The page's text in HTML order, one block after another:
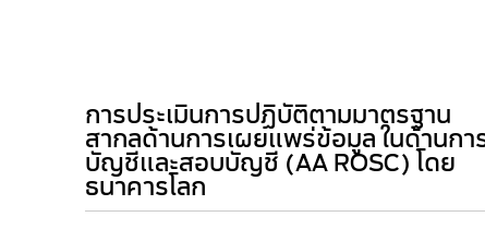
การประเมินการปฏิบัติตามมาตรฐาน
สากลด้านการเผยแพร่ข้อมูล ในด้านกา
บัญชีและสอบบัญชี (AA ROSC) โดย
ธนาคารโลก​